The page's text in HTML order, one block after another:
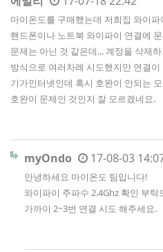
마이온도를 구매했는데 저희집 와이
핸드폰이나 노트북 와이파이 연결에
문제는 아닌 것 같은데... 계정을 삭제
방식으로 여러차례 시도했지만 연결
기가인터넷인데 혹시 호완이 안되는
호완이 문제인 것인지 잘 모르겠네요.
myOndo 17-08-03
안녕하세요 마이온도 팀입니다!
와이파이 주파수 2.4Ghz 확인 부
가까이 2~3번 연결 시도 해주세요.